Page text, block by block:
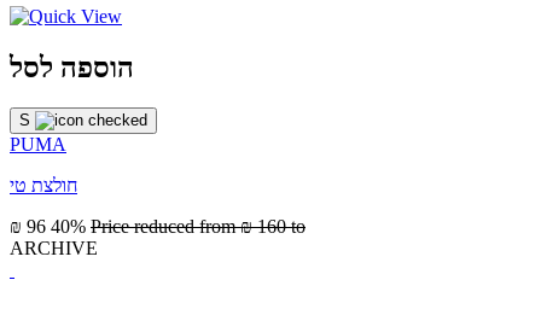
הוספה לסל
S
PUMA
חולצת טי
₪ 96 40% Price reduced from₪ 160 to
ARCHIVE